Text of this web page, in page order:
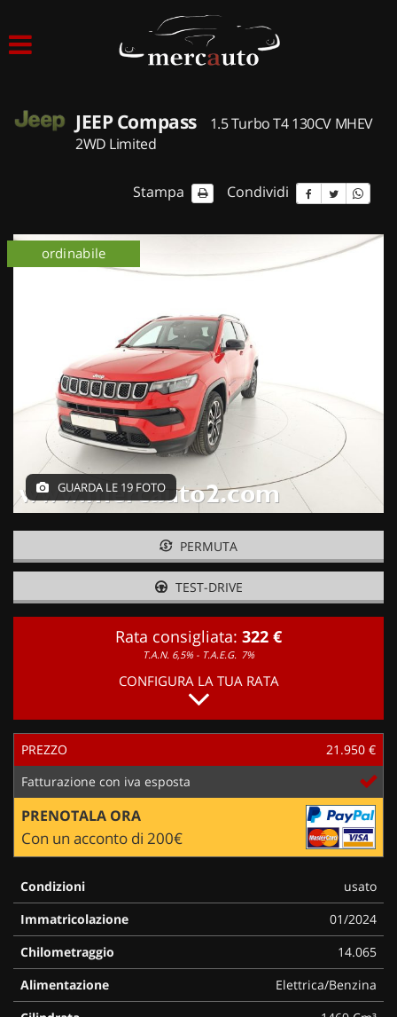
ACQUISTIAMO USATO
NOLEGGIO AUTO
NOLEGGIO BREVE TERMINE
CONTATTI
JEEP Compass
1.5 Turbo T4 130CV MHEV
2WD Limited
Stampa Condividi
ordinabile
GUARDA LE 19 FOTO
PERMUTA
TEST-DRIVE
Rata consigliata: 322 €
T.A.N. 6,5% - T.A.E.G. 7%
CONFIGURA LA TUA RATA
PREZZO
21.950 €
Fatturazione con iva esposta
PRENOTALA ORA
Con un acconto di 200€
Condizioni
usato
Immatricolazione
01/2024
Chilometraggio
14.065
Alimentazione
Elettrica/Benzina